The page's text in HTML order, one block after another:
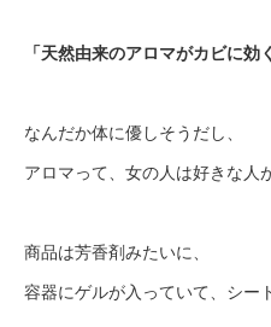
「天然由来のアロマがカビに効
なんだか体に優しそうだし、
アロマって、女の人は好きな人
商品は芳香剤みたいに、
容器にゲルが入っていて、シー